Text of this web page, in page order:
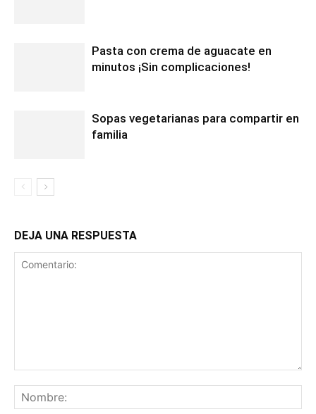
Pasta con crema de aguacate en
minutos ¡Sin complicaciones!
Sopas vegetarianas para compartir en
familia
DEJA UNA RESPUESTA